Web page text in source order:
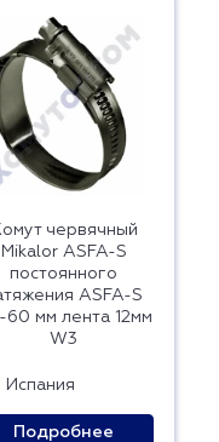
червячный
Mikalor ASFA-S
постоянного
ASFA-S
мм лента 12мм
W3
Испания
Подробнее